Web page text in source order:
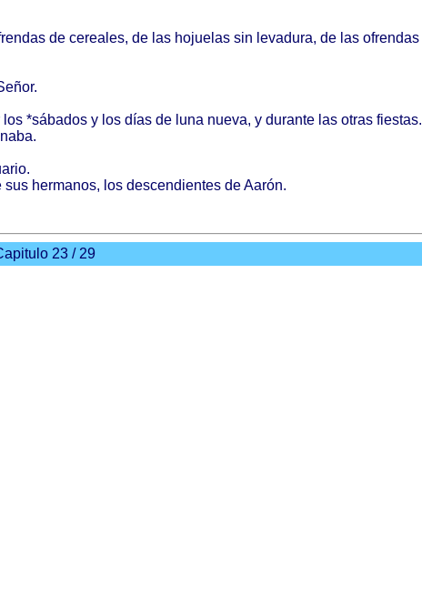
de cereales, de las hojuelassin levadura, de las ofrendas
.
los *sábadosy los díasde luna nueva, y durantelas otras fiestas.
.
.
sus hermanos, los descendientesdeAarón.
23 / 29